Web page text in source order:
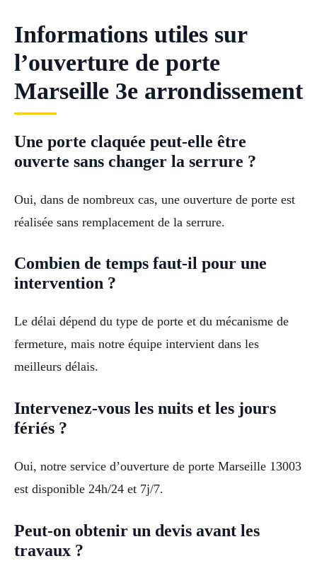
Informations utiles sur
l’ouverture de porte
Marseille 3e arrondissement
Une porte claquée peut-elle être
ouverte sans changer la serrure ?
Oui, dans de nombreux cas, une ouverture de porte est
réalisée sans remplacement de la serrure.
Combien de temps faut-il pour une
intervention ?
Le délai dépend du type de porte et du mécanisme de
fermeture, mais notre équipe intervient dans les
meilleurs délais.
Intervenez-vous les nuits et les jours
fériés ?
Oui, notre service d’ouverture de porte Marseille 13003
est disponible 24h/24 et 7j/7.
Peut-on obtenir un devis avant les
travaux ?